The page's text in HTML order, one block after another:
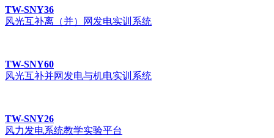
TW-SNY36
风光互补离（并）网发电实训系统
TW-SNY60
风光互补并网发电与机电实训系统
TW-SNY26
风力发电系统教学实验平台